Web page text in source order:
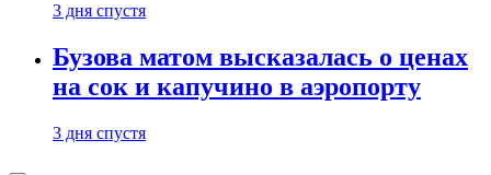
3 дня спустя
Бузова матом высказалась о ценах
на сок и капучино в аэропорту
3 дня спустя